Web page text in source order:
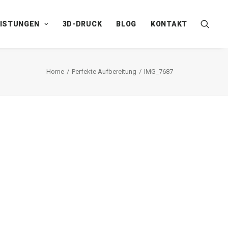
3D-DRUCK BLOG KONTAKT
Home Perfekte Aufbereitung IMG_7687